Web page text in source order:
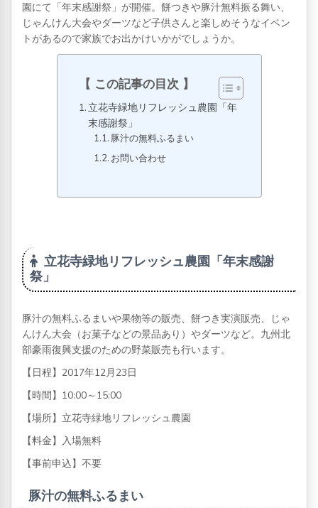
園にて「年末感謝祭」が開催。餅つきや豚汁無料振る舞い、
じゃんけん大会やダーツなど子供さんと楽しめそうなイベン
トがあるので家族でお出かけいかがでしょうか。
この記事の目次
立花寺緑地リフレッシュ農園「年
末感謝祭」
豚汁の無料ふるまい
お問い合わせ
立花寺緑地リフレッシュ農園「年末感謝
祭」
豚汁の無料ふるまいや果物等の販売、餅つき実演販売、じゃ
んけん大会（お菓子などの景品あり）やダーツなど。九州北
部豪雨復興支援のための野菜販売も行います。
【日程】2017年12月23日
【時間】10:00～15:00
【場所】立花寺緑地リフレッシュ農園
【料金】入場無料
【事前申込】不要
豚汁の無料ふるまい